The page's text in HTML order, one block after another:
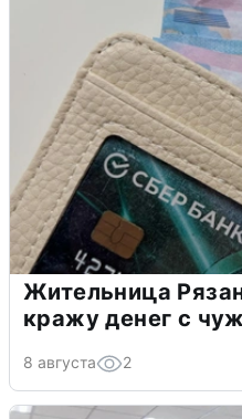
Жительница
кражу денег с
8 августа 2